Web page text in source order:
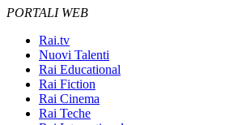
PORTALI WEB
Rai.tv
Nuovi Talenti
Rai Educational
Rai Fiction
Rai Cinema
Rai Teche